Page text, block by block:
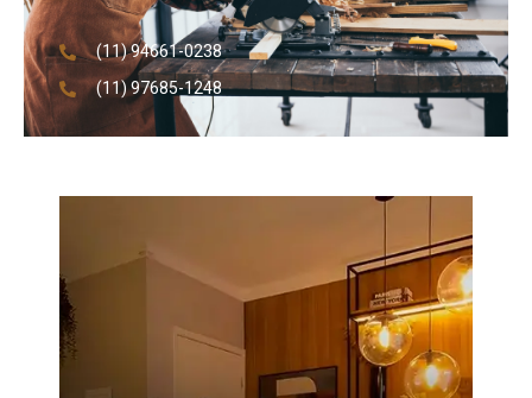
(11) 94661-0238
(11) 97685-1248